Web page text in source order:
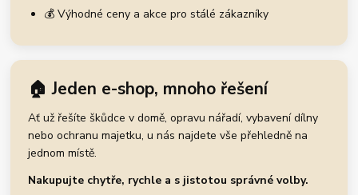
💰 Výhodné ceny a akce pro stálé zákazníky
🏠 Jeden e-shop, mnoho řešení
Ať už řešíte škůdce v domě, opravu nářadí, vybavení dílny
nebo ochranu majetku, u nás najdete vše přehledně na
jednom místě.
Nakupujte chytře, rychle a s jistotou správné volby.